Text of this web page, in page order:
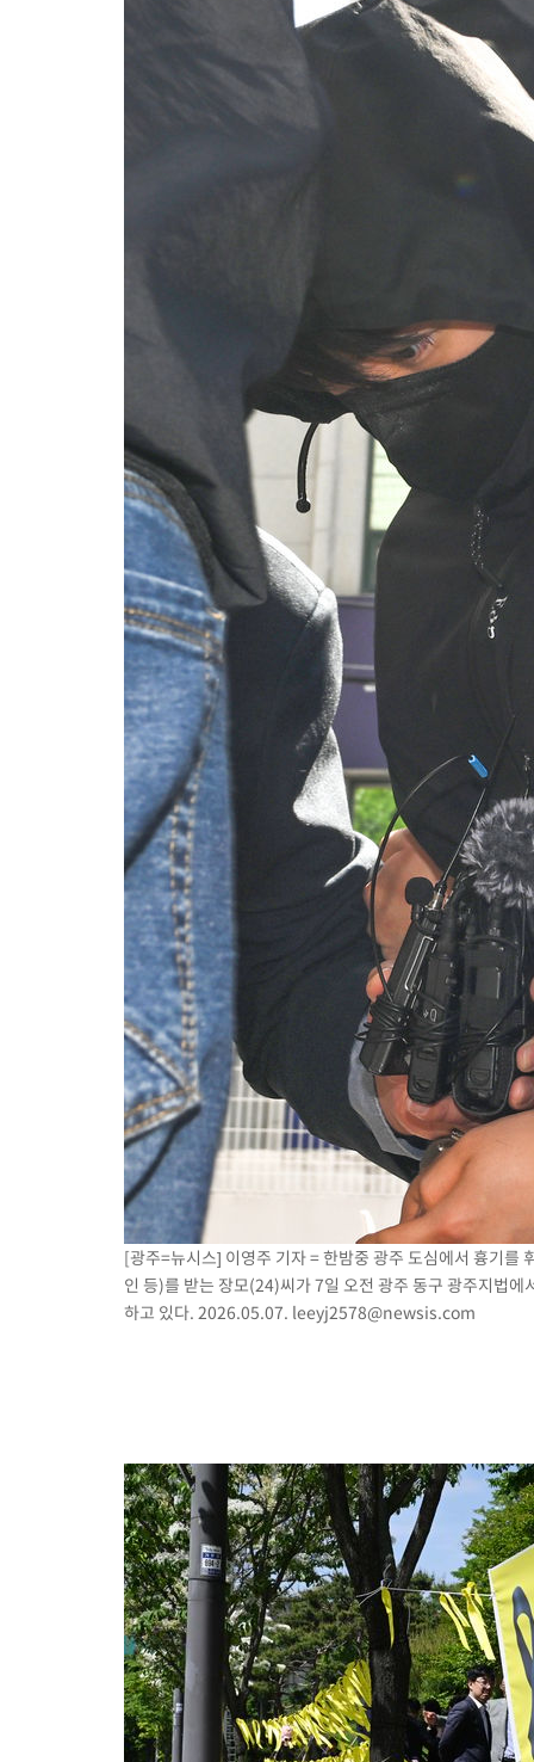
[광주=뉴시스] 이영주 기자 = 한밤중 광주 도심에서 흉기를
인 등)를 받는 장모(24)씨가 7일 오전 광주 동구 광주지법
하고 있다. 2026.05.07. leeyj2578@newsis.com